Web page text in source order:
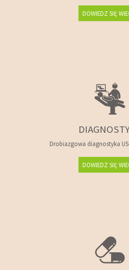
DOWIEDZ SIĘ
Drobiazgowa diagnostyka
DOWIEDZ SIĘ